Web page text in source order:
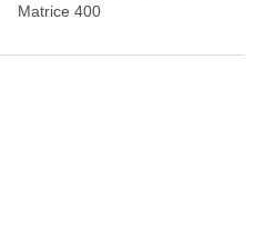
Matrice 400